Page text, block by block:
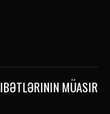
MÜASIR